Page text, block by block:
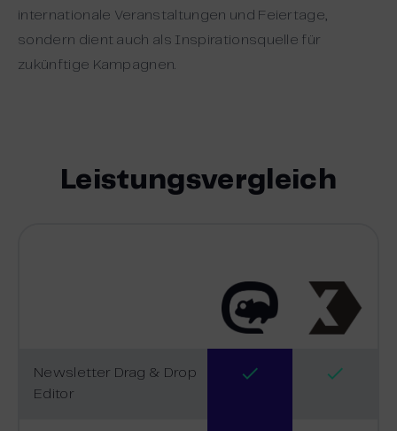
internationale Veranstaltungen und Feiertage,
sondern dient auch als Inspirationsquelle für
zukünftige Kampagnen.
Leistungsvergleich
Newsletter Drag & Drop
Editor